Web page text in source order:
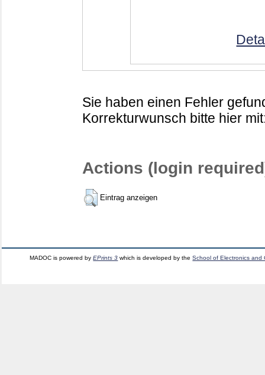
Sie haben einen Fehler
Korrekturwunsch bitte hier
Actions (login
Eintrag anzeigen
MADOC is powered byEPrints 3 which is developed by theSchool of Electronics and